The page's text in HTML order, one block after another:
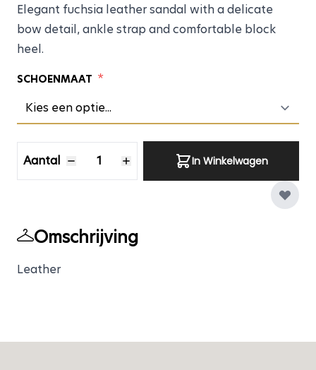
Elegant fuchsia leather sandal with a delicate
bow detail, ankle strap and comfortable block
heel.
SCHOENMAAT *
Aantal In Winkelwagen
Omschrijving
Leather